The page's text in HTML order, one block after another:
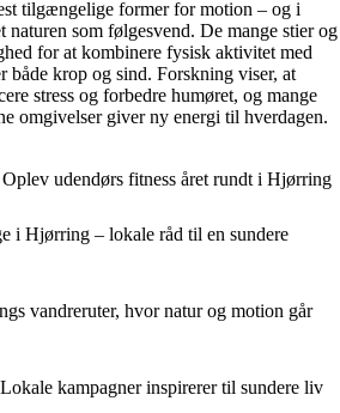
tilgængelige former for motion – og i
som følgesvend. De mange stier og
for at kombinere fysisk aktivitet med
både krop og sind. Forskning viser, at
stress og forbedre humøret, og mange
omgivelser giver ny energi til hverdagen.
udendørs fitness året rundt i Hjørring
i Hjørring – lokale råd til en sundere
vandreruter, hvor natur og motion går
kampagner inspirerer til sundere liv